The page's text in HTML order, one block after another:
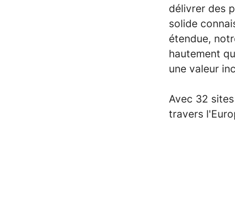
délivrer des
solide
étendue,
hautement
une valeur
Avec 32
travers